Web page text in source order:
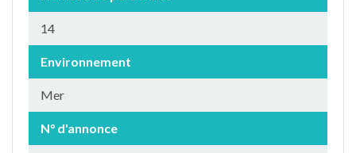
14
Environnement
Mer
N° d'annonce